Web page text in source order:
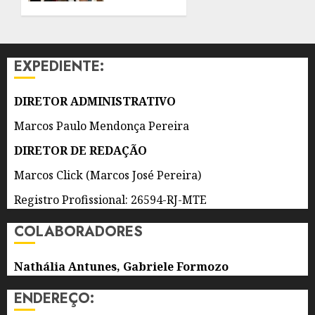
AGOSTO
8 DE
AGOSTO
DE 2026
0
EXPEDIENTE:
DIRETOR ADMINISTRATIVO
Marcos Paulo Mendonça Pereira
DIRETOR DE REDAÇÃO
Marcos Click (Marcos José Pereira)
Registro Profissional: 26594-RJ-MTE
COLABORADORES
Nathália Antunes, Gabriele Formozo
ENDEREÇO: